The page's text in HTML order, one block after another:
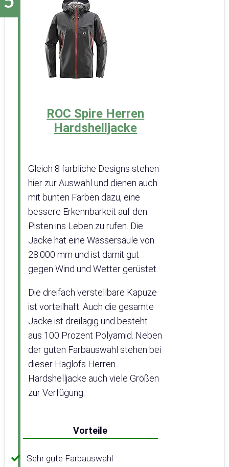
ROC Spire Herren
Hardshelljacke
Gleich 8 farbliche Designs stehen
hier zur Auswahl und dienen auch
mit bunten Farben dazu, eine
bessere Erkennbarkeit auf den
Pisten ins Leben zu rufen. Die
Jacke hat eine Wassersäule von
28.000 mm und ist damit gut
gegen Wind und Wetter gerüstet.
Die dreifach verstellbare Kapuze
ist vorteilhaft. Auch die gesamte
Jacke ist dreilagig und besteht
aus 100 Prozent Polyamid. Neben
der guten Farbauswahl stehen bei
dieser Haglöfs Herren
Hardshelljacke auch viele Größen
zur Verfügung.
Vorteile
Sehr gute Farbauswahl